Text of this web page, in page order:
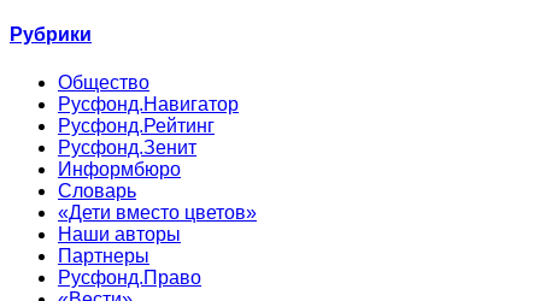
Рубрики
Общество
Русфонд.Навигатор
Русфонд.Рейтинг
Русфонд.Зенит
Информбюро
Словарь
«Дети вместо цветов»
Наши авторы
Партнеры
Русфонд.Право